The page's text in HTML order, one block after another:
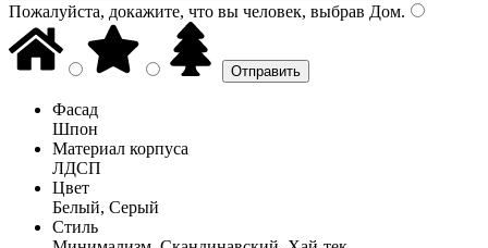
Пожалуйста, докажите, что вы человек, выбрав Дом.
Фасад
Шпон
Материал корпуса
ЛДСП
Цвет
Белый, Серый
Стиль